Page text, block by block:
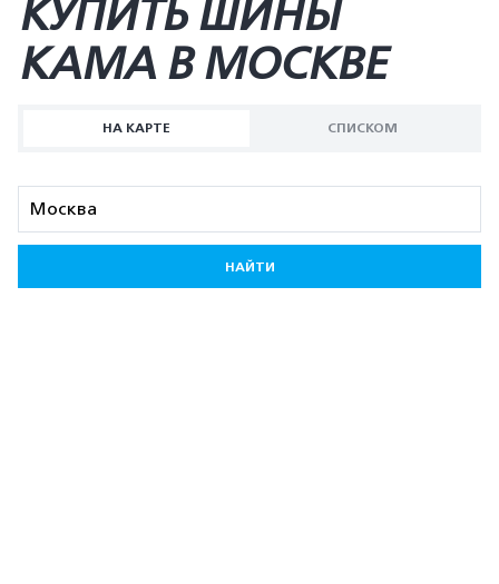
КУПИТЬ ШИНЫ
KAMA В МОСКВЕ
НА КАРТЕ СПИСКОМ
НАЙТИ